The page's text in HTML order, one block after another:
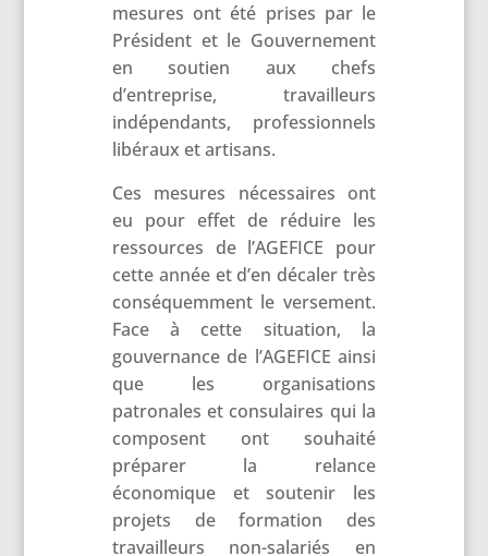
mesures ont été prises par le
Président et le Gouvernement
en soutien aux chefs
d’entreprise, travailleurs
indépendants, professionnels
libéraux et artisans.
Ces mesures nécessaires ont
eu pour effet de réduire les
ressources de l’AGEFICE pour
cette année et d’en décaler très
conséquemment le versement.
Face à cette situation, la
gouvernance de l’AGEFICE ainsi
que les organisations
patronales et consulaires qui la
composent ont souhaité
préparer la relance
économique et soutenir les
projets de formation des
travailleurs non-salariés en